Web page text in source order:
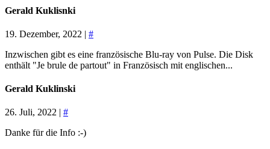
Gerald Kuklisnki
19. Dezember, 2022 | #
Inzwischen gibt es eine französische Blu-ray von Pulse. Die Disk
enthält "Je brule de partout" in Französisch mit englischen...
Gerald Kuklinski
26. Juli, 2022 | #
Danke für die Info :-)